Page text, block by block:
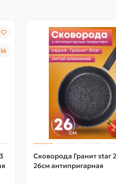
Сковорода Гранит star
26см антипригарная